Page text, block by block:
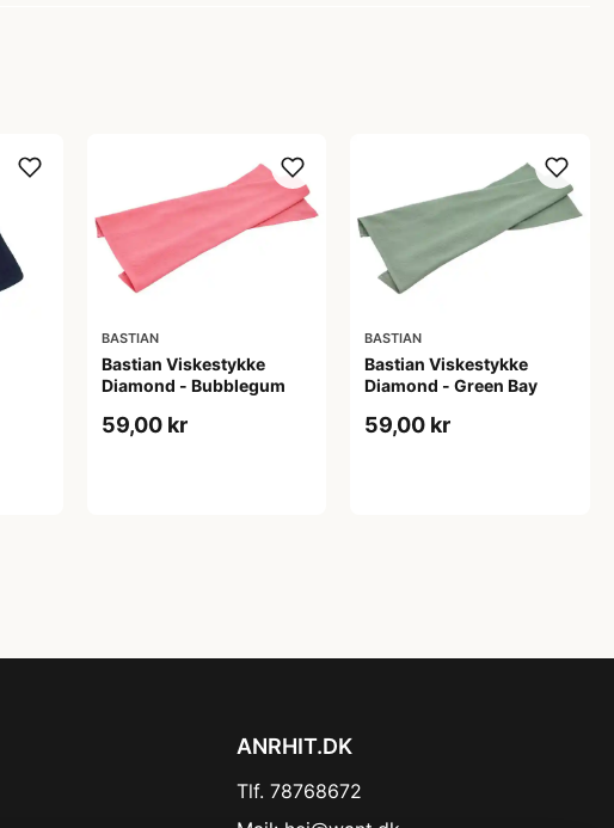
BASTIAN
Bastian Viskestykke
Diamond - Bubblegum
59,00 kr
BASTIAN
Bastian Viskestykke
Diamond - Green Bay
59,00 kr
ANRHIT.DK
Tlf. 78768672